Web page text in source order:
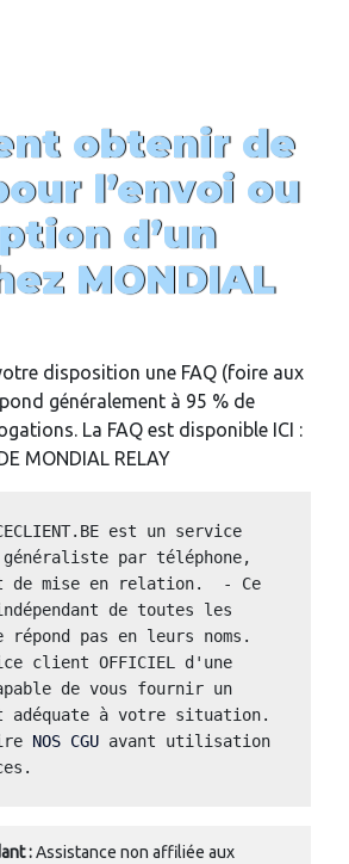
obtenir de
l’envoi ou
d’un
MONDIAL
disposition une FAQ (foire aux
généralement à 95 % de
La FAQ est disponible ICI :
MONDIAL RELAY
est un service
par téléphone,
de mise en relation.  - Ce
de toutes les
répond pas en leurs noms.
client OFFICIEL d'une
de vous fournir un
adéquate à votre situation.
NOS CGU avant utilisation
:Assistance non affiliée aux